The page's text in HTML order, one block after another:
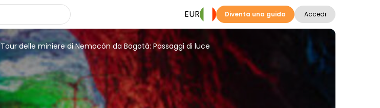
EUR Diventa una guida Accedi
Tour delle miniere di Nemocón da Bogotà: Passaggi di luce